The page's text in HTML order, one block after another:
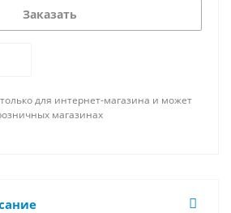
Заказать
для интернет-магазина и может
магазинах